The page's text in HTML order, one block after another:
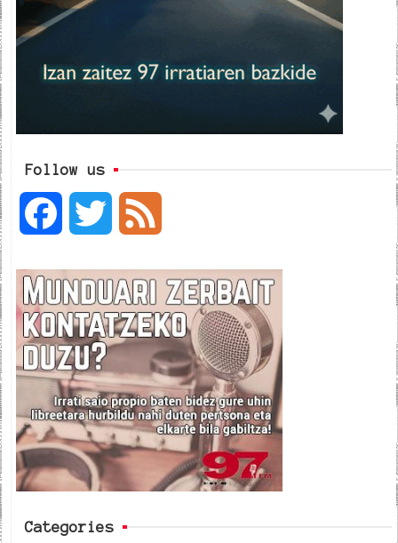
Follow us
c
e
b
o
o
i
t
t
e
e
d
Categories